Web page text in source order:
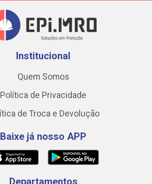
Institucional
Quem Somos
Política de Privacidade
de Troca e Devolução
Baixe já nosso APP
Departamentos